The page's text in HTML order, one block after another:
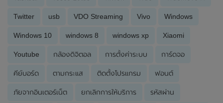
Twitter usb VDO Streaming Vivo Windows
Windows 10 windows 8 windows xp Xiaomi
Youtube กล้องดิจิตอล การตั้งค่าระบบ การ์ดจอ
คีย์บอร์ด ตามกระแส ติดตั้งโปรแกรม ฟอนต์
ภัยจากอินเตอร์เน็ต ยกเลิกการให้บริการ รหัสผ่าน